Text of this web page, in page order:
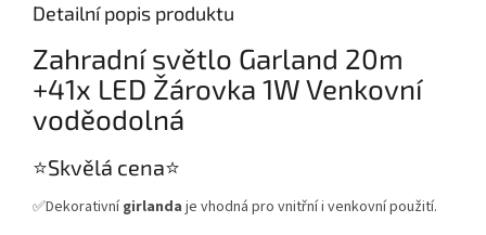
Detailní popis produktu
Zahradní světlo Garland 20m
+41x LED Žárovka 1W Venkovní
voděodolná
⭐️Skvělá cena⭐️
✅Dekorativnígirlanda je vhodná pro vnitřní i venkovní použití.